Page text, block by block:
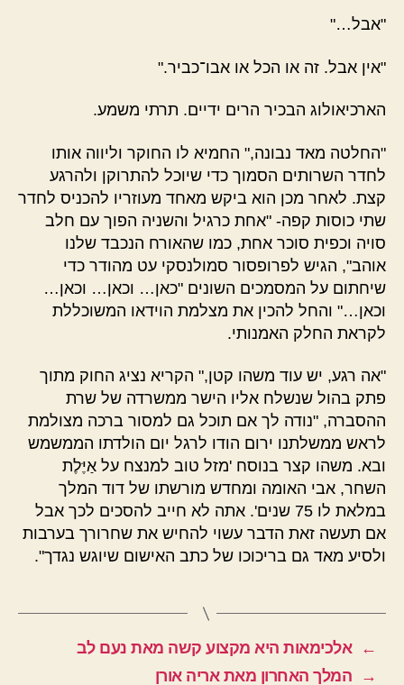
"אבל…"
"אין אבל. זה או הכל או אבו־כביר."
הארכיאולוג הבכיר הרים ידיים. תרתי משמע.
"החלטה מאד נבונה," החמיא לו החוקר וליווה אותו
לחדר השרותים הסמוך כדי שיוכל להתרוקן ולהרגע
קצת. לאחר מכן הוא ביקש מאחד מעוזריו להכניס לחדר
שתי כוסות קפה- "אחת כרגיל והשניה הפוך עם חלב
סויה וכפית סוכר אחת, כמו שהאורח הנכבד שלנו
אוהב", הגיש לפרופסור סמולנסקי עט מהודר כדי
שיחתום על המסמכים השונים "כאן… וכאן… וכאן…
וכאן…" והחל להכין את מצלמת הוידאו המשוכללת
לקראת החלק האמנותי.
"אה רגע, יש עוד משהו קטן," הקריא נציג החוק מתוך
פתק בהול שנשלח אליו הישר ממשרדה של שרת
ההסברה, "נודה לך אם תוכל גם למסור ברכה מצולמת
לראש ממשלתנו ירום הודו לרגל יום הולדתו הממשמש
ובא. משהו קצר בנוסח 'מזל טוב למנצח על אַיֶּלֶת
השחר, אבי האומה ומחדש מורשתו של דוד המלך
במלאת לו 75 שנים'. אתה לא חייב להסכים לכך אבל
אם תעשה זאת הדבר עשוי להחיש את שחרורך בערבות
ולסיע מאד גם בריכוכו של כתב האישום שיוגש נגדך".
←
אלכימאות היא מקצוע קשה מאת נעם לב
→
המלך האחרון מאת אריה אורן